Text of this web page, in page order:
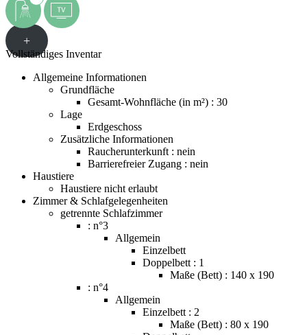
+
Vollständiges Inventar
Allgemeine Informationen
Grundfläche
Gesamt-Wohnfläche (in m²) : 30
Lage
Erdgeschoss
Zusätzliche Informationen
Raucherunterkunft : nein
Barrierefreier Zugang : nein
Haustiere
Haustiere nicht erlaubt
Zimmer & Schlafgelegenheiten
getrennte Schlafzimmer
: n°3
Allgemein
Einzelbett
Doppelbett : 1
Maße (Bett) : 140 x 190
: n°4
Allgemein
Einzelbett : 2
Maße (Bett) : 80 x 190